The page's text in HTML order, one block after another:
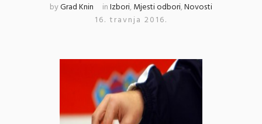
byGrad Knin inIzbori,Mjesti odbori,Novosti
16. travnja 2016.